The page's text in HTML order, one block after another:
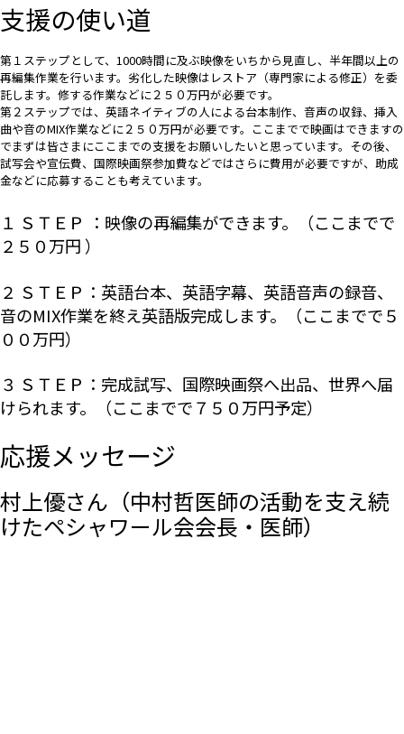
支援の使い道
第１ステップとして、1000時間に及ぶ映像をいちから見直し、半年間以上の
再編集作業を行います。劣化した映像はレストア（専門家による修正）を委
託します。修する作業などに２５０万円が必要です。
第２ステップでは、英語ネイティブの人による台本制作、音声の収録、挿入
曲や音のMIX作業などに２５０万円が必要です。ここまでで映画はできますの
でまずは皆さまにここまでの支援をお願いしたいと思っています。その後、
試写会や宣伝費、国際映画祭参加費などではさらに費用が必要ですが、助成
金などに応募することも考えています。
１ ＳＴＥＰ ：映像の再編集ができます。（ここまでで
２５０万円 ）
２ ＳＴＥＰ：英語台本、英語字幕、英語音声の録音、
音のMIX作業を終え英語版完成します。（ここまでで５
００万円）
３ ＳＴＥＰ：完成試写、国際映画祭へ出品、世界へ届
けられます。（ここまでで７５０万円予定）
応援メッセージ
村上優さん（中村哲医師の活動を支え続
けたペシャワール会会長・医師）